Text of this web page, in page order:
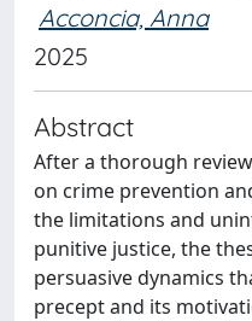
Acconcia, Anna
2025
Abstract
After a thorough
on crime prevention
the limitations and
punitive justice, the
persuasive dynamics
precept and its